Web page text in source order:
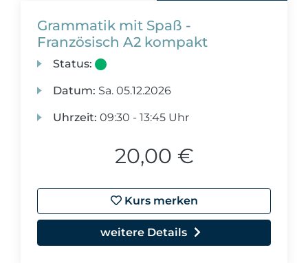
Grammatik mit Spaß -
Französisch A2 kompakt
Status:
Datum: Sa. 05.12.2026
Uhrzeit: 09:30 - 13:45 Uhr
20,00 €
Kurs merken
weitere Details